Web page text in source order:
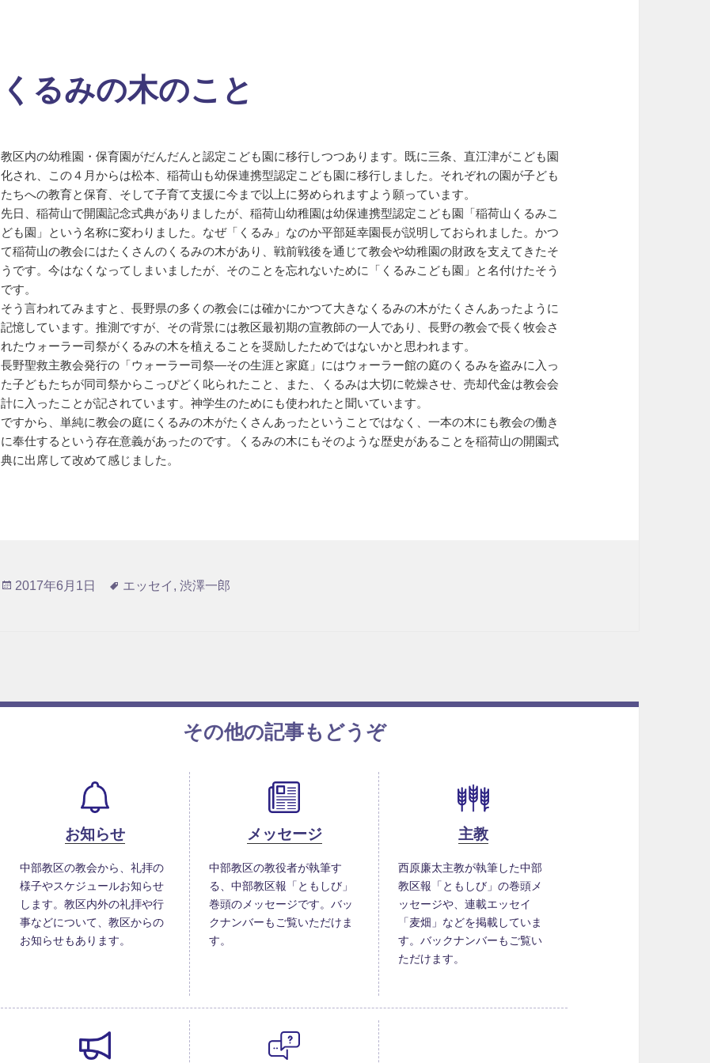
くるみの木のこと
教区内の幼稚園・保育園がだんだんと認定こども園に移行しつつあります。既に三条、直江津がこども園
化され、この４月からは松本、稲荷山も幼保連携型認定こども園に移行しました。それぞれの園が子ども
たちへの教育と保育、そして子育て支援に今まで以上に努められますよう願っています。
先日、稲荷山で開園記念式典がありましたが、稲荷山幼稚園は幼保連携型認定こども園「稲荷山くるみこ
ども園」という名称に変わりました。なぜ「くるみ」なのか平部延幸園長が説明しておられました。かつ
て稲荷山の教会にはたくさんのくるみの木があり、戦前戦後を通じて教会や幼稚園の財政を支えてきたそ
うです。今はなくなってしまいましたが、そのことを忘れないために「くるみこども園」と名付けたそう
です。
そう言われてみますと、長野県の多くの教会には確かにかつて大きなくるみの木がたくさんあったように
記憶しています。推測ですが、その背景には教区最初期の宣教師の一人であり、長野の教会で長く牧会さ
れたウォーラー司祭がくるみの木を植えることを奨励したためではないかと思われます。
長野聖救主教会発行の「ウォーラー司祭―その生涯と家庭」にはウォーラー館の庭のくるみを盗みに入っ
た子どもたちが同司祭からこっぴどく叱られたこと、また、くるみは大切に乾燥させ、売却代金は教会会
計に入ったことが記されています。神学生のためにも使われたと聞いています。
ですから、単純に教会の庭にくるみの木がたくさんあったということではなく、一本の木にも教会の働き
に奉仕するという存在意義があったのです。くるみの木にもそのような歴史があることを稲荷山の開園式
典に出席して改めて感じました。
投
2017年6月1日
タ
エッセイ , 渋澤一郎
その他の記事もどうぞ
お知らせ
中部教区の教会から、礼拝の
様子やスケジュールお知らせ
します。教区内外の礼拝や行
事などについて、教区からの
お知らせもあります。
メッセージ
中部教区の教役者が執筆す
る、中部教区報「ともしび」
巻頭のメッセージです。バッ
クナンバーもご覧いただけま
す。
主教
西原廉太主教が執筆した中部
教区報「ともしび」の巻頭メ
ッセージや、連載エッセイ
「麦畑」などを掲載していま
す。バックナンバーもご覧い
ただけます。